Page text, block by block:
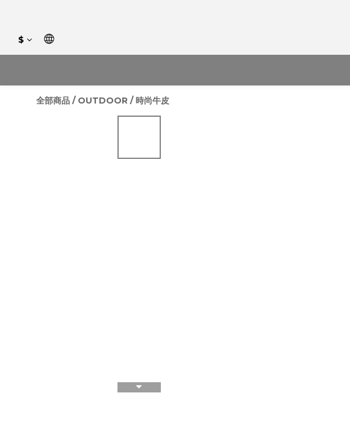
$
全部商品 / OUTDOOR /時尚牛皮